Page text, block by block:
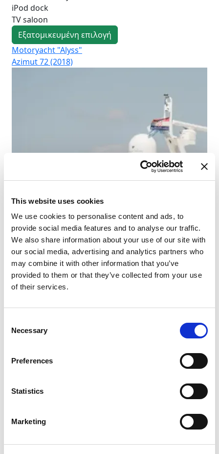
This website uses cookies
We use cookies to personalise content and ads, to
provide social media features and to analyse our traffic.
We also share information about your use of our site with
our social media, advertising and analytics partners who
may combine it with other information that you’ve
provided to them or that they’ve collected from your use
of their services.
Selection
Necessary
Preferences
Statistics
Marketing
iPod dock
TV saloon
Εξατομικευμένη επιλογή
Motoryacht "Alyss"
Azimut 72 (2018)